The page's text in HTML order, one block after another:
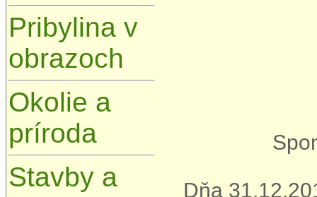
Pribylina v
obrazoch
Okolie a
príroda
Stavby a
Dňa